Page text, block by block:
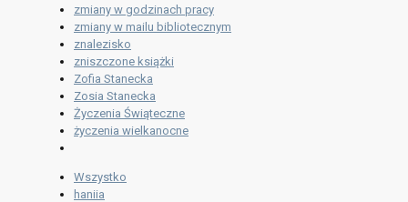
zmiany w godzinach pracy
zmiany w mailu bibliotecznym
znalezisko
zniszczone książki
Zofia Stanecka
Zosia Stanecka
Życzenia Świąteczne
życzenia wielkanocne
Wszystko
haniia